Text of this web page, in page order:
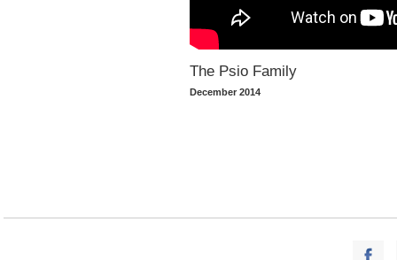
The Psio Family
December 2014